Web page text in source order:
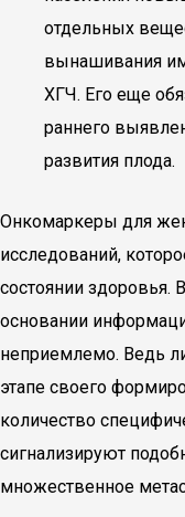
отдельных
вынашивания
ХГЧ. Его еще
раннего
развития плода.
Онкомаркеры для
исследований,
состоянии здоровья.
основании
неприемлемо. Ведь
этапе своего
количество
сигнализируют
множественное